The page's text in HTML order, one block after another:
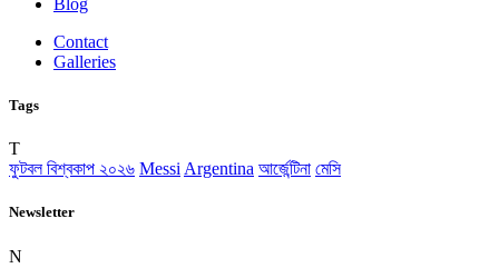
Blog
Contact
Galleries
Tags
T
ফুটবল বিশ্বকাপ ২০২৬ Messi Argentina আর্জেন্টিনা মেসি
Newsletter
N